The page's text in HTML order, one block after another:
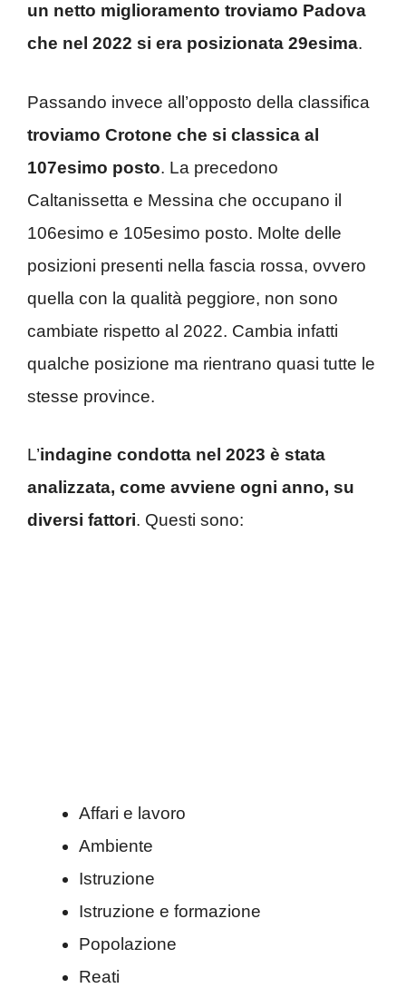
un netto miglioramento troviamo Padova
che nel 2022 si era posizionata 29esima.
Passando invece all’opposto della classifica
troviamo Crotone che si classica al
107esimo posto. La precedono
Caltanissetta e Messina che occupano il
106esimo e 105esimo posto. Molte delle
posizioni presenti nella fascia rossa, ovvero
quella con la qualità peggiore, non sono
cambiate rispetto al 2022. Cambia infatti
qualche posizione ma rientrano quasi tutte le
stesse province.
L’indagine condotta nel 2023 è stata
analizzata, come avviene ogni anno, su
diversi fattori. Questi sono:
Affari e lavoro
Ambiente
Istruzione
Istruzione e formazione
Popolazione
Reati